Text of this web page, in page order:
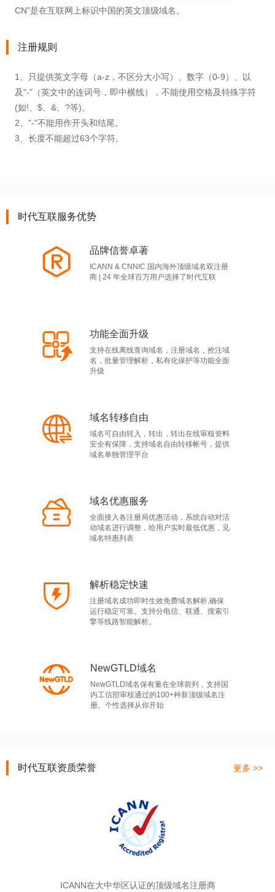
CN”是在互联网上标识中国的英文顶级域名。
注册规则
1、只提供英文字母（a-z，不区分大小写）、数字（0-9）、以
及"-"（英文中的连词号，即中横线），不能使用空格及特殊字符
(如!、$、&、?等)。
2、"-"不能用作开头和结尾。
3、长度不能超过63个字符。
时代互联服务优势
品牌信誉卓著
ICANN & CNNIC 国内海外顶级域名双注册
商 | 24 年全球百万用户选择了时代互联
功能全面升级
支持在线离线查询域名，注册域名，抢注域
名，批量管理解析，私有化保护等功能全面
升级
域名转移自由
域名可自由转入，转出，转出在线审核资料
安全有保障，支持域名自由转移帐号，提供
域名单独管理平台
域名优惠服务
全面接入各注册局优惠活动，系统自动对活
动域名进行调整，给用户实时最低优惠，见
域名特惠列表
解析稳定快速
注册域名成功即时生效免费域名解析,确保
运行稳定可靠。支持分电信、联通、搜索引
擎等线路智能解析。
NewGTLD域名
NewGTLD域名保有量在全球前列，支持国
内工信部审核通过的100+种新顶级域名注
册。个性选择从你开始
时代互联资质荣誉 更多 >>
ICANN在大中华区认证的顶级域名注册商